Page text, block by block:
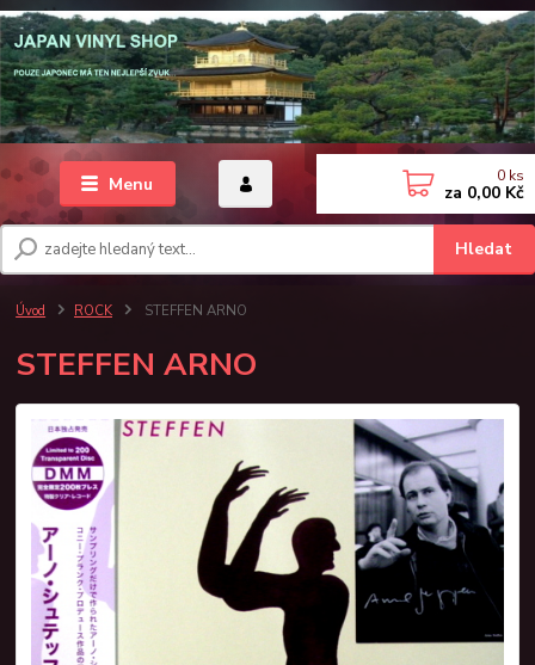
Menu
Hledat
0 ks
za 0,00 Kč
Úvod ROCK STEFFEN ARNO
STEFFEN ARNO